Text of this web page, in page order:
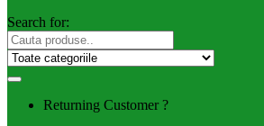
Search for:
Returning Customer ?